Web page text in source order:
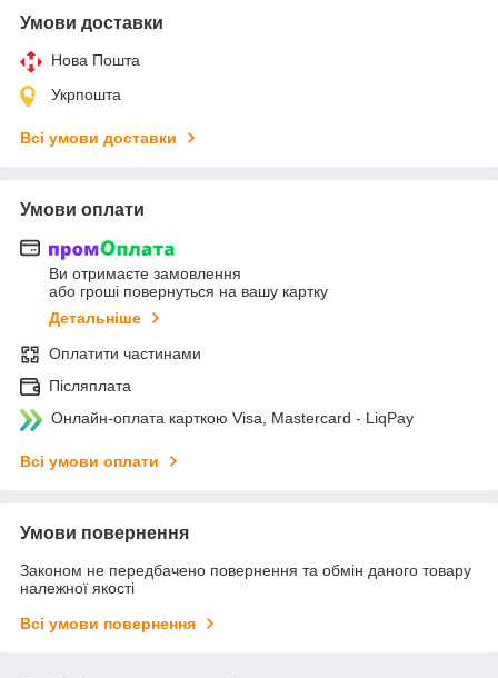
Умови доставки
Нова Пошта
Укрпошта
Всі умови доставки
Умови оплати
Ви отримаєте замовлення
або гроші повернуться на вашу картку
Детальніше
Оплатити частинами
Післяплата
Онлайн-оплата карткою Visa, Mastercard - LiqPay
Всі умови оплати
Умови повернення
Законом не передбачено повернення та обмін даного товару
належної якості
Всі умови повернення